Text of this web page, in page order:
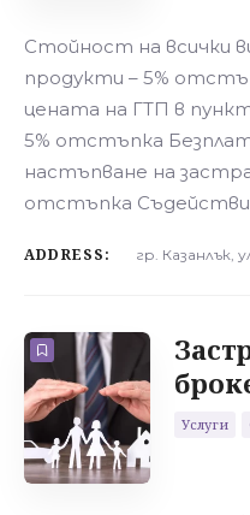
Стойност на всички
продукти – 5%
цената на ГТП в
5% отстъпка
настъпване на
отстъпка
ADDRESS: гр. Казанлък,
Услуги